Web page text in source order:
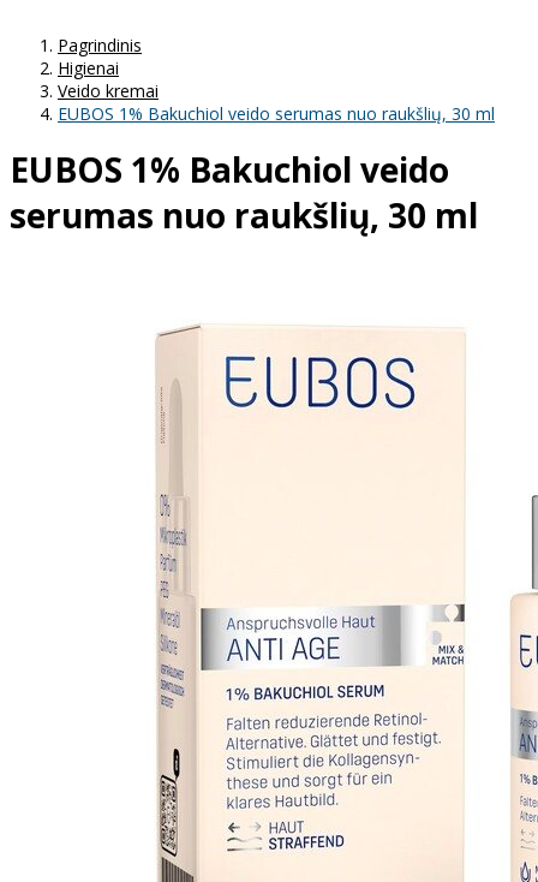
Pagrindinis
Higienai
Veido kremai
EUBOS 1% Bakuchiol veido serumas nuo raukšlių, 30 ml
EUBOS 1% Bakuchiol veido
serumas nuo raukšlių, 30 ml